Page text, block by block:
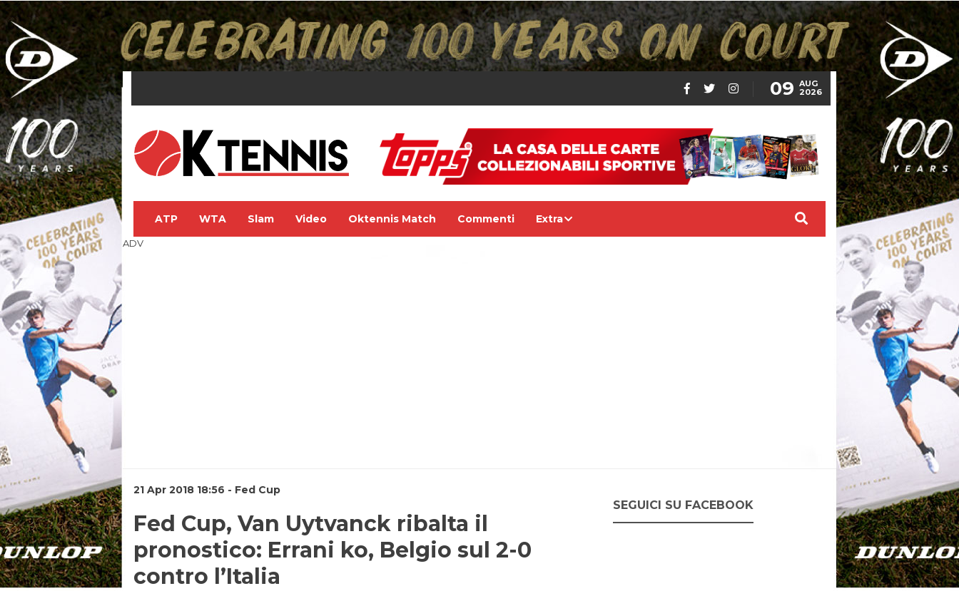
09 AUG
2026
ATP WTA Slam Video Oktennis Match Commenti Extra
21 Apr 2018 18:56 - Fed Cup
Fed Cup, Van Uytvanck ribalta il
pronostico: Errani ko, Belgio sul 2-0
contro l’Italia
SEGUICI SU FACEBOOK